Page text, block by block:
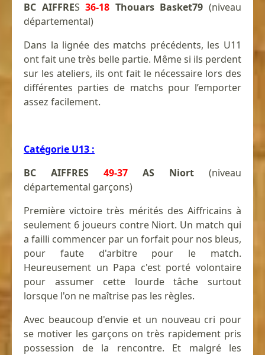
BC AIFFRES36-18 Thouars Basket79(niveau
départemental)
Dans la lignée des matchs précédents, les U11
ont fait une très belle partie. Même si ils perdent
sur les ateliers, ils ont fait le nécessaire lors des
différentes parties de matchs pour l’emporter
assez facilement.
Catégorie U13 :
BC AIFFRES
49-37 AS Niort (niveau
départemental garçons)
Première victoire très mérités des Aiffricains à
seulement 6 joueurs contre Niort. Un match qui
a failli commencer par un forfait pour nos bleus,
pour faute d'arbitre pour le match.
Heureusement un Papa c'est porté volontaire
pour assumer cette lourde tâche surtout
lorsque l'on ne maîtrise pas les règles.
Avec beaucoup d'envie et un nouveau cri pour
se motiver les garçons on très rapidement pris
possession de la rencontre. Et malgré les